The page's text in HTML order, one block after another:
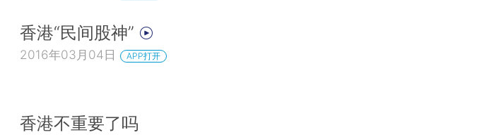
香港“民间股神”
2016年03月04日 APP打开
香港不重要了吗